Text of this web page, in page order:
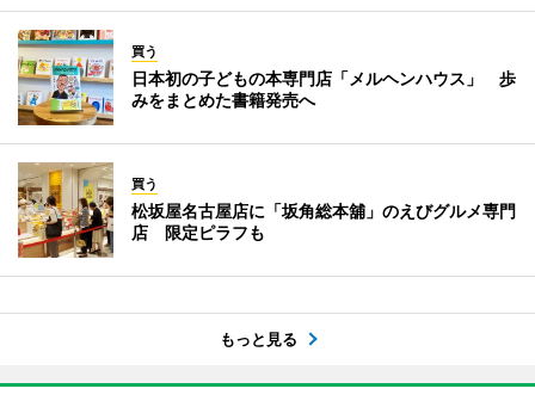
買う
日本初の子どもの本専門店「メルヘンハウス」 歩
みをまとめた書籍発売へ
買う
松坂屋名古屋店に「坂角総本舖」のえびグルメ専門
店 限定ピラフも
もっと見る